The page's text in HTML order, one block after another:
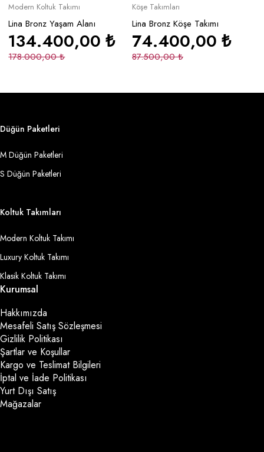
Modern Koltuk Takımı
Lina Bronz Yaşam Alanı
178.000,00₺
134.400,00₺
Köşe Takımları
Lina Bronz Köşe Takımı
87.500,00₺
74.400,00₺
Düğün Paketleri
M Düğün Paketleri
S Düğün Paketleri
Koltuk Takımları
Modern Koltuk Takımı
Luxury Koltuk Takımı
Klasik Koltuk Takımı
Kurumsal
Hakkımızda
Mesafeli Satış Sözleşmesi
Gizlilik Politikası
Şartlar ve Koşullar
Kargo ve Teslimat Bilgileri
İptal ve İade Politikası
Yurt Dışı Satış
Mağazalar